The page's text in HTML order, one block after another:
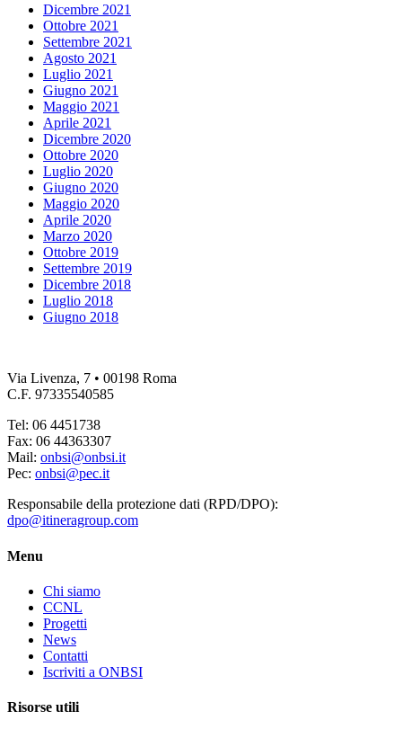
Dicembre 2021
Ottobre 2021
Settembre 2021
Agosto 2021
Luglio 2021
Giugno 2021
Maggio 2021
Aprile 2021
Dicembre 2020
Ottobre 2020
Luglio 2020
Giugno 2020
Maggio 2020
Aprile 2020
Marzo 2020
Ottobre 2019
Settembre 2019
Dicembre 2018
Luglio 2018
Giugno 2018
Via Livenza, 7 • 00198 Roma
C.F. 97335540585
Tel: 06 4451738
Fax: 06 44363307
Mail: onbsi@onbsi.it
Pec: onbsi@pec.it
Responsabile della protezione dati (RPD/DPO):
dpo@itineragroup.com
Menu
Chi siamo
CCNL
Progetti
News
Contatti
Iscriviti a ONBSI
Risorse utili